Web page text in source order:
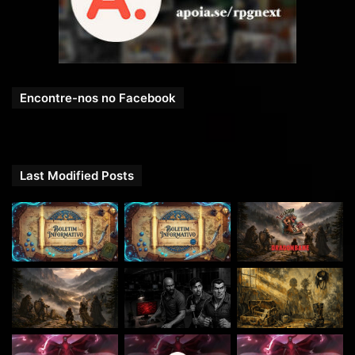
Obrigado por apoiar nosso trabalho! Seu suporte faz toda a
Encontre-nos no Facebook
Last Modified Posts